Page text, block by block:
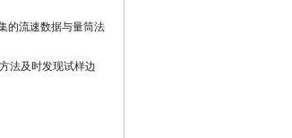
的流速数据与量筒法
法及时发现试样边